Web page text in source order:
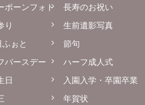
ボーンフォト
り
ぉと
バースデー
日
長寿のお祝い
生前遺影写真
節句
ハーフ成人式
入園入学・卒園卒業
年賀状